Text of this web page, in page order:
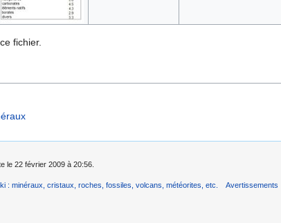
fichier.
le 22 février 2009 à 20:56.
: minéraux, cristaux, roches, fossiles, volcans, météorites, etc. Avertissements